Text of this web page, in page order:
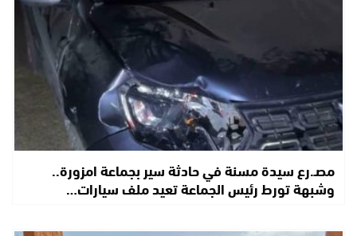
مصـ.رع سيدة مسنة في حادثة سير بجماعة امزورة..
وشبهة تورط رئيس الجماعة تعيد ملف سيارات…